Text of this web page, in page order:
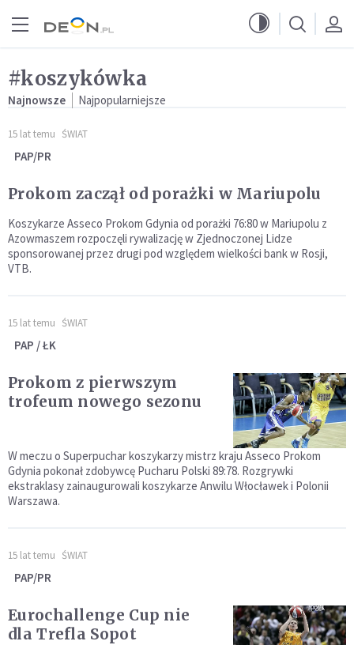
#koszykówka
Najnowsze Najpopularniejsze
15 lat temu ŚWIAT
PAP/PR
Prokom zaczął od porażki w Mariupolu
Koszykarze Asseco Prokom Gdynia od porażki 76:80 w Mariupolu z
Azowmaszem rozpoczęli rywalizację w Zjednoczonej Lidze
sponsorowanej przez drugi pod względem wielkości bank w Rosji,
VTB.
15 lat temu ŚWIAT
PAP / ŁK
Prokom z pierwszym
trofeum nowego sezonu
W meczu o Superpuchar koszykarzy mistrz kraju Asseco Prokom
Gdynia pokonał zdobywcę Pucharu Polski 89:78. Rozgrywki
ekstraklasy zainaugurowali koszykarze Anwilu Włocławek i Polonii
Warszawa.
15 lat temu ŚWIAT
PAP/PR
Eurochallenge Cup nie
dla Trefla Sopot